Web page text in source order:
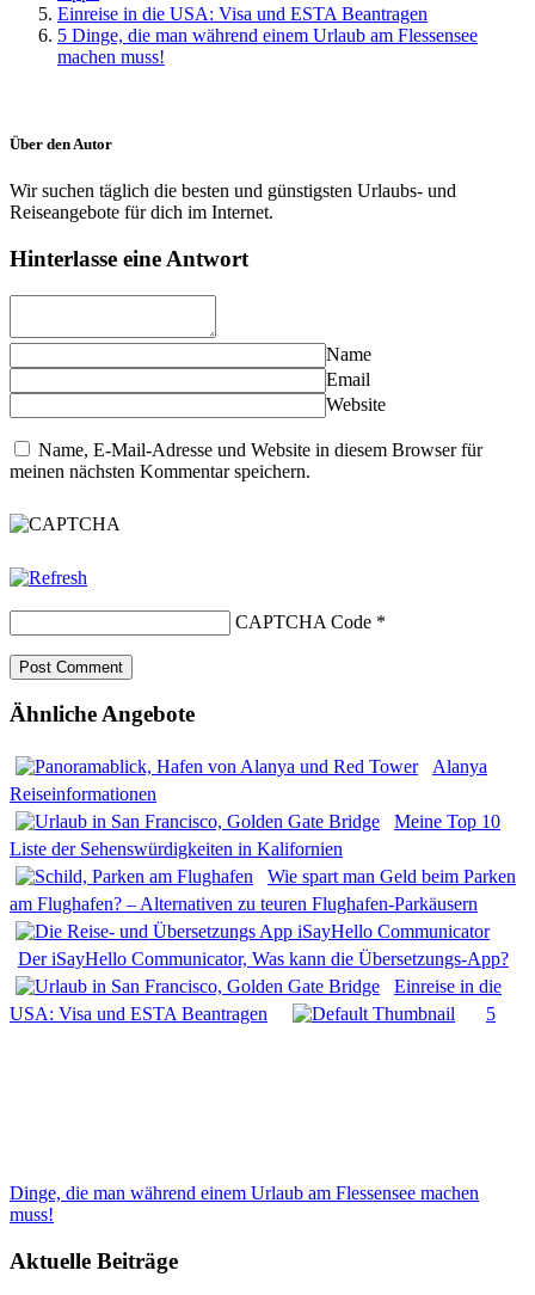
Einreise in die USA: Visa und ESTA Beantragen
5 Dinge, die man während einem Urlaub am Flessensee
machen muss!
Über den Autor
Wir suchen täglich die besten und günstigsten Urlaubs- und
Reiseangebote für dich im Internet.
Hinterlasse eine Antwort
Name
Email
Website
Name, E-Mail-Adresse und Website in diesem Browser für
meinen nächsten Kommentar speichern.
CAPTCHA Code *
Ähnliche Angebote
Alanya
Reiseinformationen
Meine Top 10
Liste der Sehenswürdigkeiten in Kalifornien
Wie spart man Geld beim Parken
am Flughafen? – Alternativen zu teuren Flughafen-Parkäusern
Der iSayHello Communicator, Was kann die Übersetzungs-App?
Einreise in die
USA: Visa und ESTA Beantragen
5
Dinge, die man während einem Urlaub am Flessensee machen
muss!
Aktuelle Beiträge